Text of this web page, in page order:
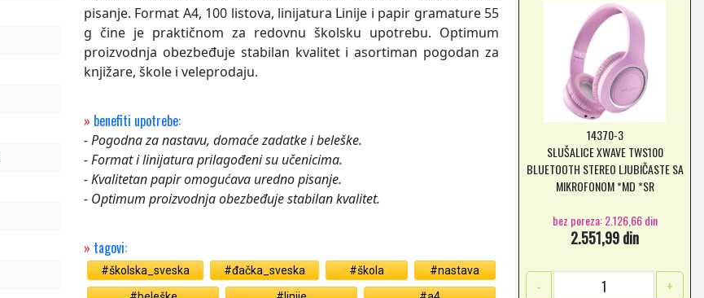
pisanje. Format A4, 100 listova, linijatura Linije i papir gramature 55
g čine je praktičnom za redovnu školsku upotrebu. Optimum
proizvodnja obezbeđuje stabilan kvalitet i asortiman pogodan za
knjižare, škole i veleprodaju.
» benefiti upotrebe:
- Pogodna za nastavu, domaće zadatke i beleške.
- Format i linijatura prilagođeni su učenicima.
- Kvalitetan papir omogućava uredno pisanje.
- Optimum proizvodnja obezbeđuje stabilan kvalitet.
» tagovi:
#školska_sveska #đačka_sveska #škola
#nastava
14370-3
SLUŠALICE XWAVE TWS100
BLUETOOTH STEREO LJUBIČASTE SA
MIKROFONOM *MD *SR
bez poreza: 2.126,66 din
2.551,99 din
-
+